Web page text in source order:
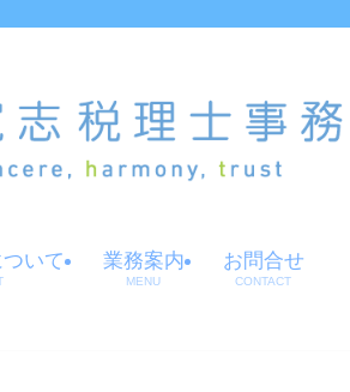
いて 業務案内
MENU
お問合せ
CONTACT